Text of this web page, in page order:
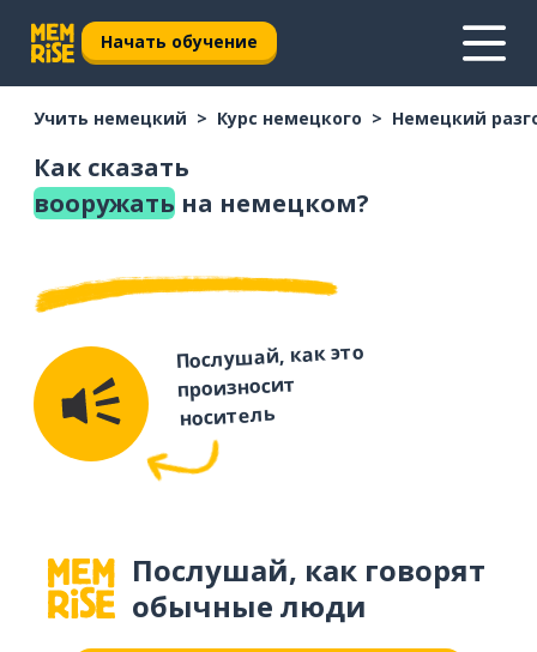
Начать обучение
Учить немецкий Курс немецкого Немецкий
Как сказать
вооружать на немецком?
Послушай, как это
произносит
носитель
Послушай, как говорят
обычные люди